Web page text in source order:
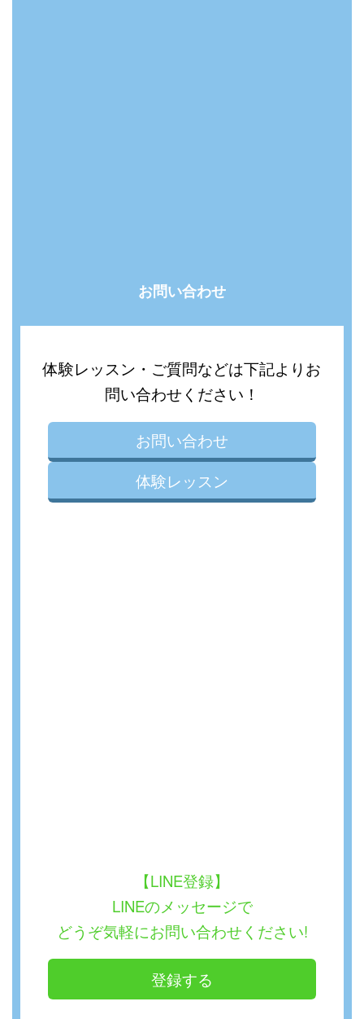
お問い合わせ
体験レッスン・ご質問などは下記よりお
問い合わせください！
お問い合わせ
体験レッスン
【LINE登録】
LINEのメッセージで
どうぞ気軽にお問い合わせください!
登録する